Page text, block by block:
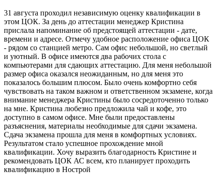
31 августа проходил независимую оценку квалификации в
этом ЦОК. За день до аттестации менеджер Кристина
прислала напоминание об предстоящей аттестации - дате,
времени и адресе. Отмечу удобное расположение офиса ЦОК
- рядом со станцией метро. Сам офис небольшой, но светлый
и уютный. В офисе имеются два рабочих стола с
компьютерами для сдающих аттестацию. Для меня небольшой
размер офиса оказался неожиданным, но для меня это
показалось большим плюсом. Было очень комфортно себя
чувствовать на таком важном и ответственном экзамене, когда
внимание менеджера Кристины было сосредоточенно только
на мне. Кристина любезно предложила чай и кофе, это
доступно в самом офисе. Мне были предоставлены
разъяснения, материалы необходимые для сдачи экзамена.
Сдача экзамена прошла для меня в комфортных условиях.
Результатом стало успешное прохождение мной
квалификации. Хочу выразить благодарность Кристине и
рекомендовать ЦОК АС всем, кто планирует проходить
квалификацию в Нострой